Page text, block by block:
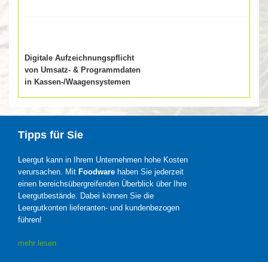
Digitale Aufzeichnungspflicht
von Umsatz- & Programmdaten
in Kassen-/Waagensystemen
Tipps für Sie
Leergut kann in Ihrem Unternehmen hohe Kosten
verursachen. Mit Foodware haben Sie jederzeit
einen bereichsübergreifenden Überblick über Ihre
Leergutbestände. Dabei können Sie die
Leergutkonten lieferanten- und kundenbezogen
führen!
mehr lesen